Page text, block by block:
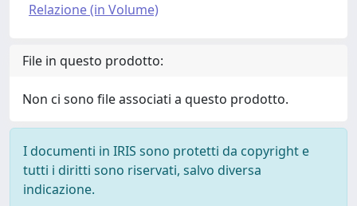
Relazione (in Volume)
File in questo prodotto:
Non ci sono file associati a questo prodotto.
I documenti in IRIS sono protetti da copyright e
tutti i diritti sono riservati, salvo diversa
indicazione.